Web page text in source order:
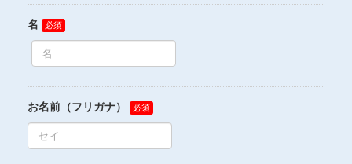
名
お名前（フリガナ）